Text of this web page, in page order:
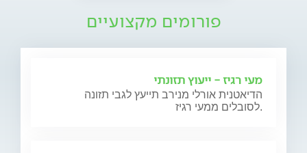
פורומים מקצועיים
מעי רגיז - ייעוץ תזונתי
הדיאטנית אורלי מנירב תייעץ לגבי תזונה
לסובלים ממעי רגיז.